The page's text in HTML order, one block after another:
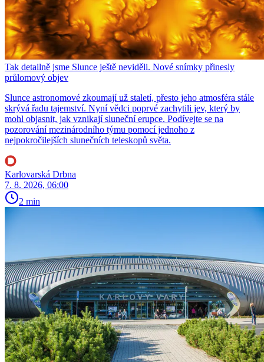
Tak detailně jsme Slunce ještě neviděli. Nové snímky přinesly
průlomový objev
Slunce astronomové zkoumají už staletí, přesto jeho atmosféra stále
skrývá řadu tajemství. Nyní vědci poprvé zachytili jev, který by
mohl objasnit, jak vznikají sluneční erupce. Podívejte se na
pozorování mezinárodního týmu pomocí jednoho z
nejpokročilejších slunečních teleskopů světa.
Karlovarská Drbna
7. 8. 2026, 06:00
2 min